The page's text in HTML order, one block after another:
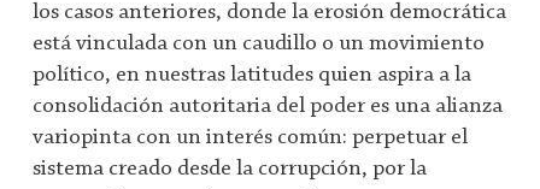
los casos anteriores, donde la erosión democrática
está vinculada con un caudillo o un movimiento
político, en nuestras latitudes quien aspira a la
consolidación autoritaria del poder es una alianza
variopinta con un interés común: perpetuar el
sistema creado desde la corrupción, por la